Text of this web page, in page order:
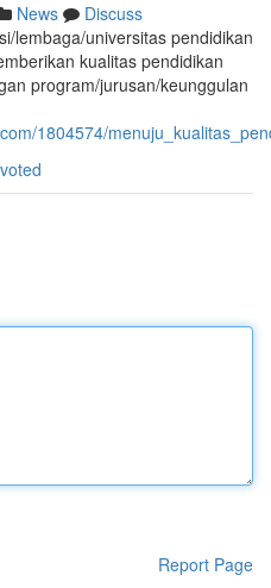
News
Discuss
lembaga/universitas pendidikan
kualitas pendidikan
program/jurusan/keunggulan
1804574/
Report Page